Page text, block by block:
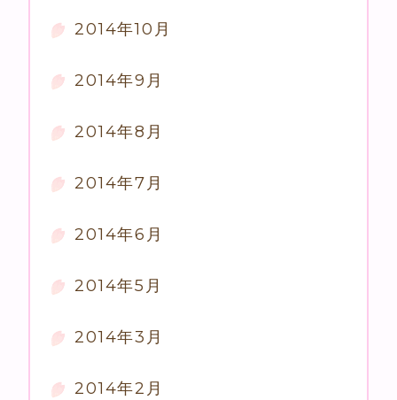
2014年10月
2014年9月
2014年8月
2014年7月
2014年6月
2014年5月
2014年3月
2014年2月